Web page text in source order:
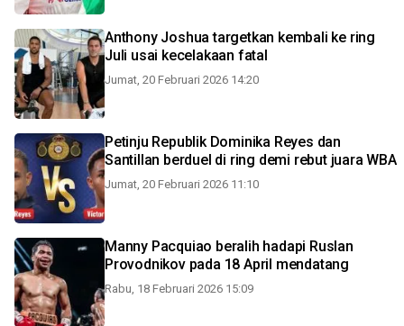
Anthony Joshua targetkan kembali ke ring
Juli usai kecelakaan fatal
Jumat, 20 Februari 2026 14:20
Petinju Republik Dominika Reyes dan
Santillan berduel di ring demi rebut juara WBA
Jumat, 20 Februari 2026 11:10
Manny Pacquiao beralih hadapi Ruslan
Provodnikov pada 18 April mendatang
Rabu, 18 Februari 2026 15:09